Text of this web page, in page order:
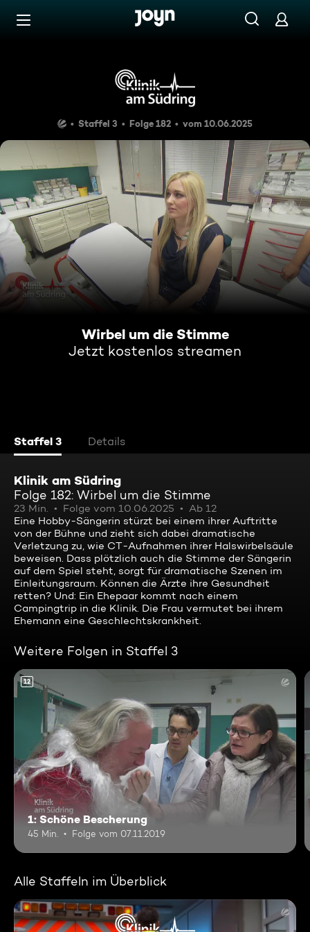
Zum Inhalt springen
Wirbel um die Stimme
Staffel 3 Folge 182 vom 10.06.2025
Wirbel um die Stimme
Jetzt kostenlos streamen
Staffel 3 Details
Klinik am Südring
Folge 182: Wirbel um die Stimme
23 Min. Folge vom 10.06.2025
Ab 12
Eine Hobby-Sängerin stürzt bei einem ihrer Auftritte
von der Bühne und zieht sich dabei dramatische
Verletzung zu, wie CT-Aufnahmen ihrer Halswirbelsäule
beweisen. Dass plötzlich auch die Stimme der Sängerin
auf dem Spiel steht, sorgt für dramatische Szenen im
Einleitungsraum. Können die Ärzte ihre Gesundheit
retten? Und: Ein Ehepaar kommt nach einem
Campingtrip in die Klinik. Die Frau vermutet bei ihrem
Ehemann eine Geschlechtskrankheit.
Weitere Folgen in Staffel 3
12
1: Schöne Bescherung
45 Min. Folge vom 07.11.2019
Alle Staffeln im Überblick